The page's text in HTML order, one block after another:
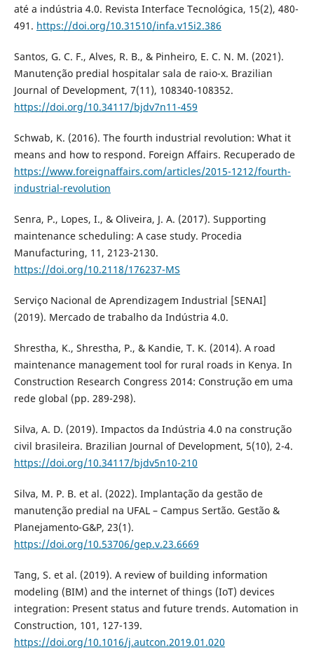
até a indústria 4.0. Revista Interface Tecnológica, 15(2), 480-
491. https://doi.org/10.31510/infa.v15i2.386
Santos, G. C. F., Alves, R. B., & Pinheiro, E. C. N. M. (2021).
Manutenção predial hospitalar sala de raio-x. Brazilian
Journal of Development, 7(11), 108340-108352.
https://doi.org/10.34117/bjdv7n11-459
Schwab, K. (2016). The fourth industrial revolution: What it
means and how to respond. Foreign Affairs. Recuperado de
https://www.foreignaffairs.com/articles/2015-1212/fourth-
industrial-revolution
Senra, P., Lopes, I., & Oliveira, J. A. (2017). Supporting
maintenance scheduling: A case study. Procedia
Manufacturing, 11, 2123-2130.
https://doi.org/10.2118/176237-MS
Serviço Nacional de Aprendizagem Industrial [SENAI]
(2019). Mercado de trabalho da Indústria 4.0.
Shrestha, K., Shrestha, P., & Kandie, T. K. (2014). A road
maintenance management tool for rural roads in Kenya. In
Construction Research Congress 2014: Construção em uma
rede global (pp. 289-298).
Silva, A. D. (2019). Impactos da Indústria 4.0 na construção
civil brasileira. Brazilian Journal of Development, 5(10), 2-4.
https://doi.org/10.34117/bjdv5n10-210
Silva, M. P. B. et al. (2022). Implantação da gestão de
manutenção predial na UFAL – Campus Sertão. Gestão &
Planejamento-G&P, 23(1).
https://doi.org/10.53706/gep.v.23.6669
Tang, S. et al. (2019). A review of building information
modeling (BIM) and the internet of things (IoT) devices
integration: Present status and future trends. Automation in
Construction, 101, 127-139.
https://doi.org/10.1016/j.autcon.2019.01.020